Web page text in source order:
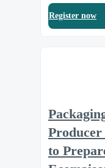
Register now
to